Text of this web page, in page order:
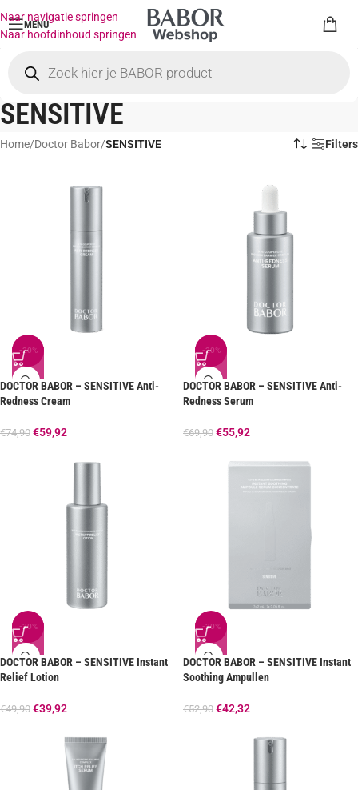
Naar navigatie springen
Naar hoofdinhoud springen
MENU
SENSITIVE
Home/Doctor Babor/SENSITIVE Filters
-20%
DOCTOR BABOR – SENSITIVE Anti-
Redness Cream
€74,90 €59,92
-20%
DOCTOR BABOR – SENSITIVE Anti-
Redness Serum
€69,90 €55,92
-20%
DOCTOR BABOR – SENSITIVE Instant
Relief Lotion
€49,90 €39,92
-20%
DOCTOR BABOR – SENSITIVE Instant
Soothing Ampullen
€52,90 €42,32